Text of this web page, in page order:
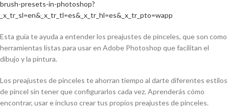
brush-presets-in-photoshop?
_x_tr_sl=en&_x_tr_tl=es&_x_tr_hl=es&_x_tr_pto=wapp
Esta guía te ayuda a entender los preajustes de pinceles, que son como
herramientas listas para usar en Adobe Photoshop que facilitan el
dibujo y la pintura.
Los preajustes de pinceles te ahorran tiempo al darte diferentes estilos
de pincel sin tener que configurarlos cada vez. Aprenderás cómo
encontrar, usar e incluso crear tus propios preajustes de pinceles.